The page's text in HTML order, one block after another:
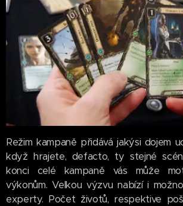
Režim kampaně přidává jakýsi dojem
když hrajete, defacto, ty stejné
konci celé kampaně vás může
výkonům. Velkou výzvu nabízí i
experty. Počet životů, respektive